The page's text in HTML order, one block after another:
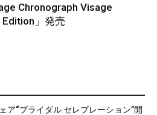
Chronograph Visage
」発売
ア“ブライダル セレブレーション”開